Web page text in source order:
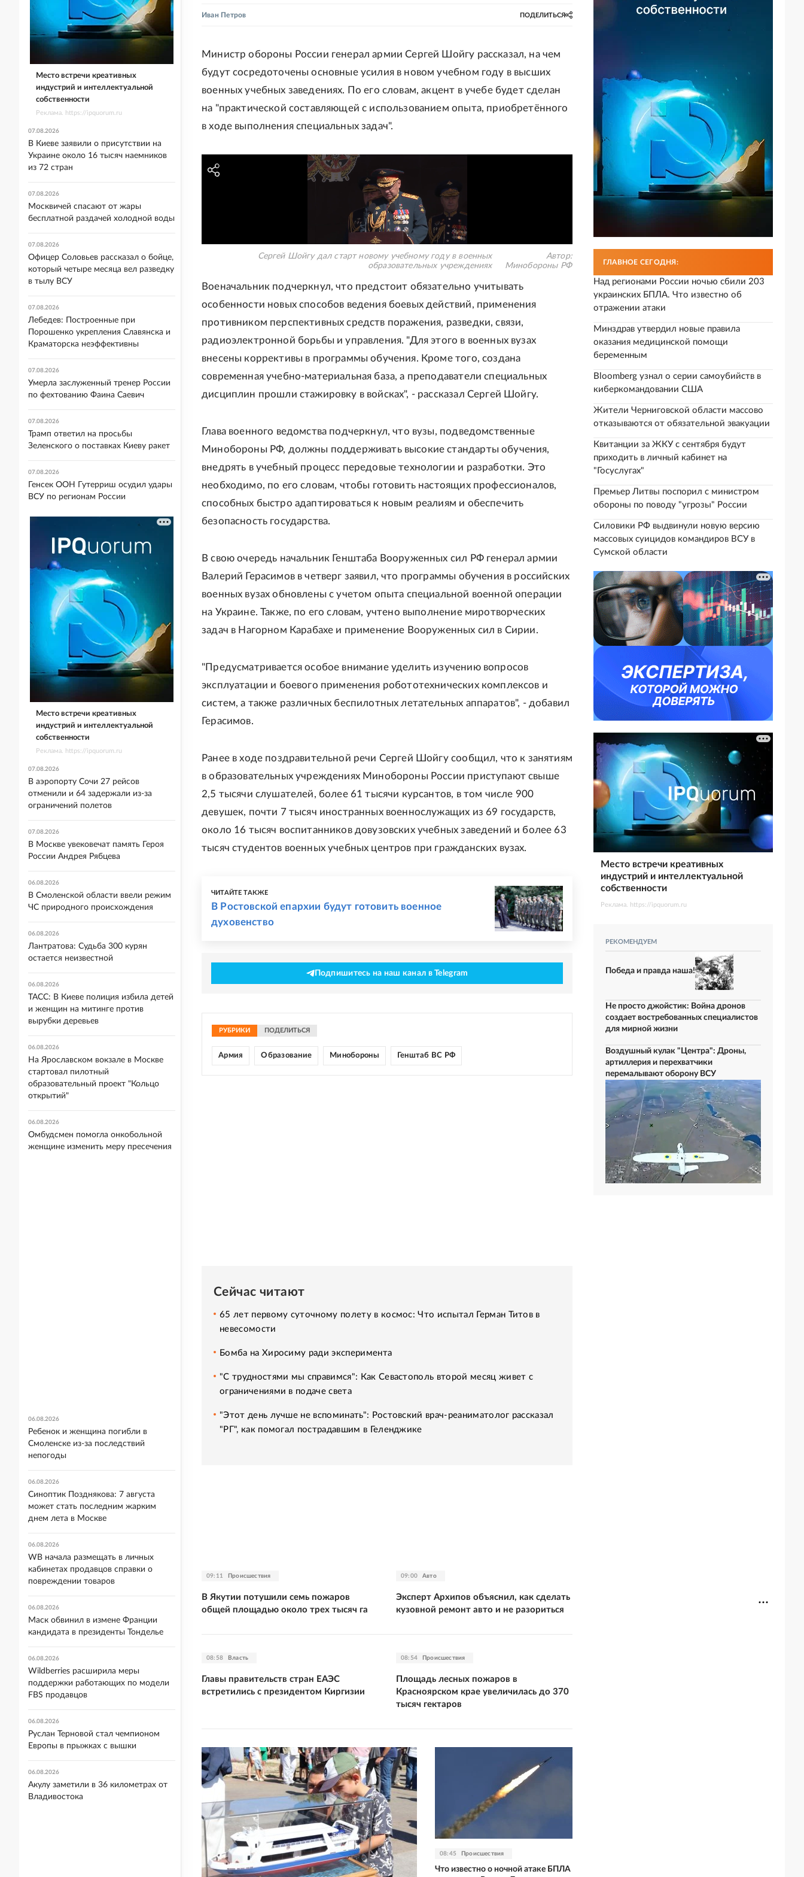
Иван Петров ПОДЕЛИТЬСЯ
Министр обороны России генерал армии Сергей Шойгу рассказал, на чем
будут сосредоточены основные усилия в новом учебном году в высших
военных учебных заведениях. По его словам, акцент в учебе будет сделан
на "практической составляющей с использованием опыта, приобретённого
в ходе выполнения специальных задач".
Сергей Шойгу дал старт новому учебному году в военных
образовательных учреждениях
Автор:
Минобороны РФ
Военачальник подчеркнул, что предстоит обязательно учитывать
особенности новых способов ведения боевых действий, применения
противником перспективных средств поражения, разведки, связи,
радиоэлектронной борьбы и управления. "Для этого в военных вузах
внесены коррективы в программы обучения. Кроме того, создана
современная учебно-материальная база, а преподаватели специальных
дисциплин прошли стажировку в войсках", - рассказал Сергей Шойгу.
Глава военного ведомства подчеркнул, что вузы, подведомственные
Минобороны РФ, должны поддерживать высокие стандарты обучения,
внедрять в учебный процесс передовые технологии и разработки. Это
необходимо, по его словам, чтобы готовить настоящих профессионалов,
способных быстро адаптироваться к новым реалиям и обеспечить
безопасность государства.
В свою очередь начальник Генштаба Вооруженных сил РФ генерал армии
Валерий Герасимов в четверг заявил, что программы обучения в российских
военных вузах обновлены с учетом опыта специальной военной операции
на Украине. Также, по его словам, учтено выполнение миротворческих
задач в Нагорном Карабахе и применение Вооруженных сил в Сирии.
"Предусматривается особое внимание уделить изучению вопросов
эксплуатации и боевого применения робототехнических комплексов и
систем, а также различных беспилотных летательных аппаратов", - добавил
Герасимов.
Ранее в ходе поздравительной речи Сергей Шойгу сообщил, что к занятиям
в образовательных учреждениях Минобороны России приступают свыше
2,5 тысячи слушателей, более 61 тысячи курсантов, в том числе 900
девушек, почти 7 тысяч иностранных военнослужащих из 69 государств,
около 16 тысяч воспитанников довузовских учебных заведений и более 63
тысяч студентов военных учебных центров при гражданских вузах.
ЧИТАЙТЕ ТАКЖЕ
В Ростовской епархии будут готовить военное
духовенство
Подпишитесь на наш канал в Telegram
РУБРИКИ ПОДЕЛИТЬСЯ
Армия Образование Минобороны Генштаб ВС РФ
Сейчас читают
65 лет первому суточному полету в космос: Что испытал Герман Титов в
невесомости
Бомба на Хиросиму ради эксперимента
"С трудностями мы справимся": Как Севастополь второй месяц живет с
ограничениями в подаче света
"Этот день лучше не вспоминать": Ростовский врач-реаниматолог рассказал
"РГ", как помогал пострадавшим в Геленджике
09:11 Происшествия
В Якутии потушили семь пожаров
общей площадью около трех тысяч га
09:00 Авто
Эксперт Архипов объяснил, как сделать
кузовной ремонт авто и не разориться
08:58 Власть
Главы правительств стран ЕАЭС
встретились с президентом Киргизии
08:54 Происшествия
Площадь лесных пожаров в
Красноярском крае увеличилась до 370
тысяч гектаров
08:45 Происшествия
Что известно о ночной атаке БПЛА
ГЛАВНОЕ СЕГОДНЯ:
Над регионами России ночью сбили 203
украинских БПЛА. Что известно об
отражении атаки
Минздрав утвердил новые правила
оказания медицинской помощи
беременным
Bloomberg узнал о серии самоубийств в
киберкомандовании США
Жители Черниговской области массово
отказываются от обязательной эвакуации
Квитанции за ЖКУ с сентября будут
приходить в личный кабинет на
"Госуслугах"
Премьер Литвы поспорил с министром
обороны по поводу "угрозы" России
Силовики РФ выдвинули новую версию
массовых суицидов командиров ВСУ в
Сумской области
Место встречи креативных
индустрий и интеллектуальной
собственности
Реклама. https://ipquorum.ru
РЕКОМЕНДУЕМ
Победа и правда наша!
Не просто джойстик: Война дронов
создает востребованных специалистов
для мирной жизни
Воздушный кулак "Центра": Дроны,
артиллерия и перехватчики
перемалывают оборону ВСУ
Место встречи креативных
индустрий и интеллектуальной
собственности
Реклама. https://ipquorum.ru
07.08.2026
В Киеве заявили о присутствии на
Украине около 16 тысяч наемников
из 72 стран
07.08.2026
Москвичей спасают от жары
бесплатной раздачей холодной воды
07.08.2026
Офицер Соловьев рассказал о бойце,
который четыре месяца вел разведку
в тылу ВСУ
07.08.2026
Лебедев: Построенные при
Порошенко укрепления Славянска и
Краматорска неэффективны
07.08.2026
Умерла заслуженный тренер России
по фехтованию Фаина Саевич
07.08.2026
Трамп ответил на просьбы
Зеленского о поставках Киеву ракет
07.08.2026
Генсек ООН Гутерриш осудил удары
ВСУ по регионам России
Место встречи креативных
индустрий и интеллектуальной
собственности
Реклама. https://ipquorum.ru
07.08.2026
В аэропорту Сочи 27 рейсов
отменили и 64 задержали из-за
ограничений полетов
07.08.2026
В Москве увековечат память Героя
России Андрея Рябцева
06.08.2026
В Смоленской области ввели режим
ЧС природного происхождения
06.08.2026
Лантратова: Судьба 300 курян
остается неизвестной
06.08.2026
ТАСС: В Киеве полиция избила детей
и женщин на митинге против
вырубки деревьев
06.08.2026
На Ярославском вокзале в Москве
стартовал пилотный
образовательный проект "Кольцо
открытий"
06.08.2026
Омбудсмен помогла онкобольной
женщине изменить меру пресечения
06.08.2026
Ребенок и женщина погибли в
Смоленске из-за последствий
непогоды
06.08.2026
Синоптик Позднякова: 7 августа
может стать последним жарким
днем лета в Москве
06.08.2026
WB начала размещать в личных
кабинетах продавцов справки о
повреждении товаров
06.08.2026
Маск обвинил в измене Франции
кандидата в президенты Тонделье
06.08.2026
Wildberries расширила меры
поддержки работающих по модели
FBS продавцов
06.08.2026
Руслан Терновой стал чемпионом
Европы в прыжках с вышки
06.08.2026
Акулу заметили в 36 километрах от
Владивостока